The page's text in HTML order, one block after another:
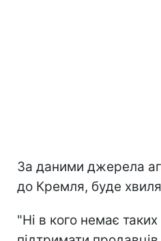
За даними джерела
до Кремля, буде
"Ні в кого немає